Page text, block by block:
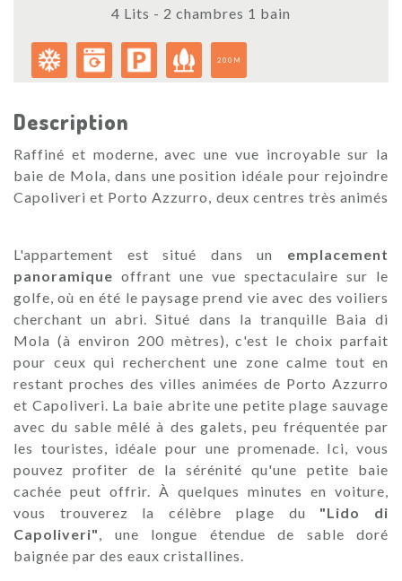
4 Lits - 2 chambres 1 bain
200M
Description
Raffiné et moderne, avec une vue incroyable sur la
baie de Mola, dans une position idéale pour rejoindre
Capoliveri et Porto Azzurro, deux centres très animés
L'appartement est situé dans un emplacement
panoramique offrant une vue spectaculaire sur le
golfe, où en été le paysage prend vie avec des voiliers
cherchant un abri. Situé dans la tranquille Baia di
Mola (à environ 200 mètres), c'est le choix parfait
pour ceux qui recherchent une zone calme tout en
restant proches des villes animées de Porto Azzurro
et Capoliveri. La baie abrite une petite plage sauvage
avec du sable mêlé à des galets, peu fréquentée par
les touristes, idéale pour une promenade. Ici, vous
pouvez profiter de la sérénité qu'une petite baie
cachée peut offrir. À quelques minutes en voiture,
vous trouverez la célèbre plage du "Lido di
Capoliveri", une longue étendue de sable doré
baignée par des eaux cristallines.